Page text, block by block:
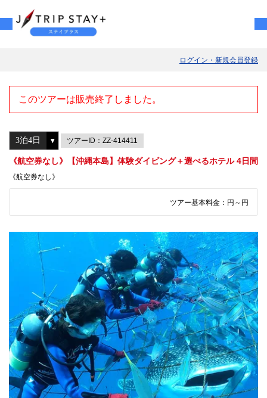
ログイン・新規会員登録
このツアーは販売終了しました。
ツアーID：ZZ-414411
《航空券なし》【沖縄本島】体験ダイビング＋選べるホテル 4日間
《航空券なし》
ツアー基本料金： 円～ 円